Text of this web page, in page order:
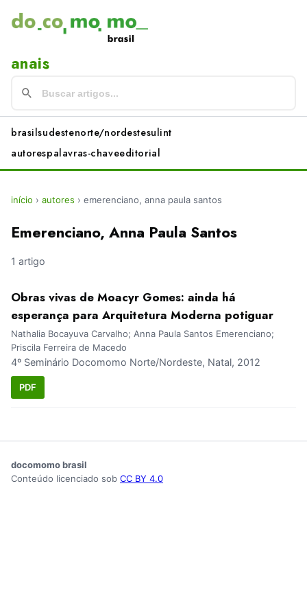
anais
brasilsudestenorte/nordestesulint
autorespalavras-chaveeditorial
início › autores › emerenciano, anna paula santos
Emerenciano, Anna Paula Santos
1 artigo
Obras vivas de Moacyr Gomes: ainda há
esperança para Arquitetura Moderna potiguar
Nathalia Bocayuva Carvalho; Anna Paula Santos Emerenciano;
Priscila Ferreira de Macedo
4º Seminário Docomomo Norte/Nordeste, Natal, 2012
PDF
docomomo brasil
Conteúdo licenciado sob CC BY 4.0